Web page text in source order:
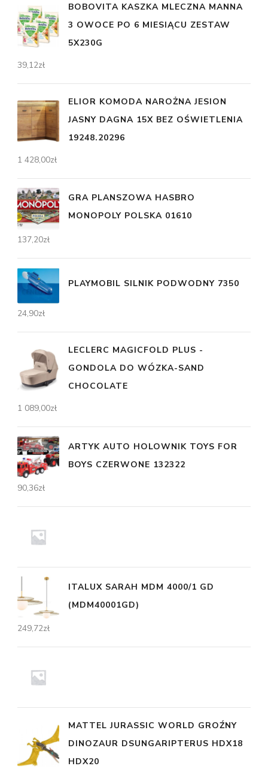
BOBOVITA KASZKA MLECZNA MANNA
3 OWOCE PO 6 MIESIĄCU ZESTAW
5X230G
39,12zł
ELIOR KOMODA NAROŻNA JESION
JASNY DAGNA 15X BEZ OŚWIETLENIA
19248.20296
1 428,00zł
GRA PLANSZOWA HASBRO
MONOPOLY POLSKA 01610
137,20zł
PLAYMOBIL SILNIK PODWODNY 7350
24,90zł
LECLERC MAGICFOLD PLUS -
GONDOLA DO WÓZKA-SAND
CHOCOLATE
1 089,00zł
ARTYK AUTO HOLOWNIK TOYS FOR
BOYS CZERWONE 132322
90,36zł
ITALUX SARAH MDM 4000/1 GD
(MDM40001GD)
249,72zł
MATTEL JURASSIC WORLD GROŹNY
DINOZAUR DSUNGARIPTERUS HDX18
HDX20